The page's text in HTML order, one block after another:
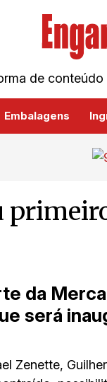
de conteúdo
Embalagens
da
será
Zenette,